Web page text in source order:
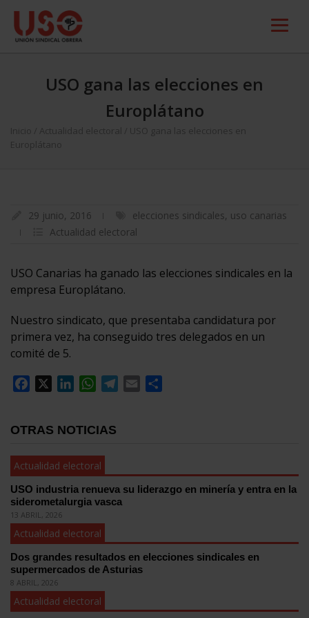
USO gana las elecciones en
Europlátano
Inicio Actualidad electoral
USO gana las elecciones en
Europlátano
29 junio, 2016 elecciones sindicales, uso canarias
Actualidad electoral
USO Canarias ha ganado las elecciones sindicales en la
empresa Europlátano.
Nuestro sindicato, que presentaba candidatura por
primera vez, ha conseguido tres delegados en un
comité de 5.
Facebook
LinkedInWhatsApp
Telegram
Email
OTRAS NOTICIAS
Actualidad electoral
USO industria renueva su liderazgo en minería y entra en la
siderometalurgia vasca
13 ABRIL, 2026
Actualidad electoral
Dos grandes resultados en elecciones sindicales en
supermercados de Asturias
8 ABRIL, 2026
Actualidad electoral